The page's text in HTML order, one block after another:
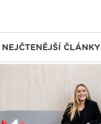
NEJČTENĚJŠÍ ČLÁNKY